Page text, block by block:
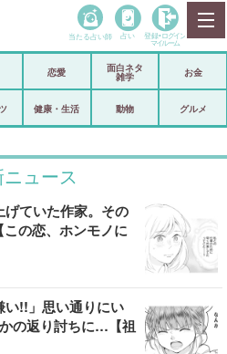
政治
スポーツ
ビックリ
ショップ
イン/マイルーム
当たる占い師 占い 登録• ログイン
マイルーム
恋愛
面白ネタ
雑学
お金
健康・生活 動物 グルメ
ュース
ていた作家。その
の恋、ホンモノに
い!!」思い通りにい
の返り討ちに…【祖